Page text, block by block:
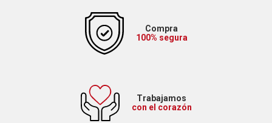
Compra
100% segura
Trabajamos
con el corazón